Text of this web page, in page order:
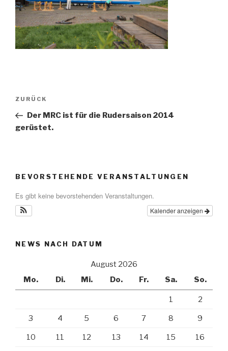
Beitragsnavigation
Vorheriger
Beitrag
ZURÜCK
Der MRC ist für die Rudersaison 2014
gerüstet.
BEVORSTEHENDE VERANSTALTUNGEN
Es gibt keine bevorstehenden Veranstaltungen.
Kalender anzeigen
NEWS NACH DATUM
August 2026
Mo.
Di. Mi. Do. Fr. Sa. So.
1 2
3 4 5 6 7 8 9
10 11 12 13 14 15 16